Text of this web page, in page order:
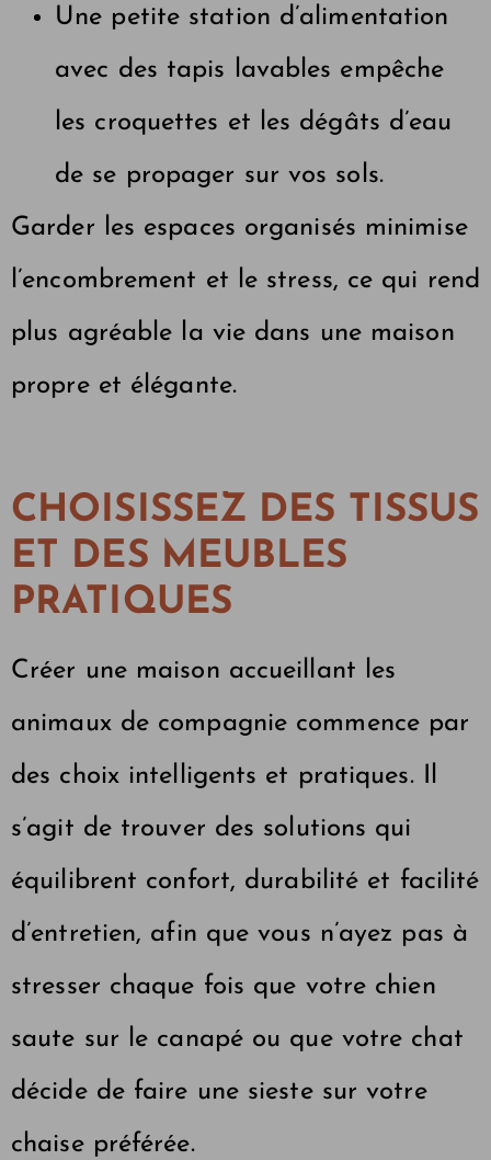
Une petite station d’alimentation
avec des tapis lavables empêche
les croquettes et les dégâts d’eau
de se propager sur vos sols.
Garder les espaces organisés minimise
l’encombrement et le stress, ce qui rend
plus agréable la vie dans une maison
propre et élégante.
CHOISISSEZ DES TISSUS
ET DES MEUBLES
PRATIQUES
Créer une maison accueillant les
animaux de compagnie commence par
des choix intelligents et pratiques. Il
s’agit de trouver des solutions qui
équilibrent confort, durabilité et facilité
d’entretien, afin que vous n’ayez pas à
stresser chaque fois que votre chien
saute sur le canapé ou que votre chat
décide de faire une sieste sur votre
chaise préférée.